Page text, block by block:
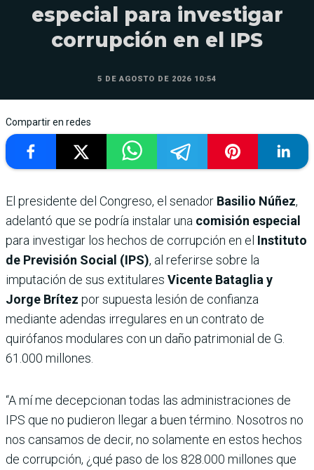
especial para investigar
corrupción en el IPS
5 DE AGOSTO DE 2026 10:54
Compartir en redes
El presidente del Congreso, el senador Basilio Núñez,
adelantó que se podría instalar una comisión especial
para investigar los hechos de corrupción en el Instituto
de Previsión Social (IPS), al referirse sobre la
imputación de sus extitulares Vicente Bataglia y
Jorge Brítez por supuesta lesión de confianza
mediante adendas irregulares en un contrato de
quirófanos modulares con un daño patrimonial de G.
61.000 millones.
“A mí me decepcionan todas las administraciones de
IPS que no pudieron llegar a buen término. Nosotros no
nos cansamos de decir, no solamente en estos hechos
de corrupción, ¿qué paso de los 828.000 millones que